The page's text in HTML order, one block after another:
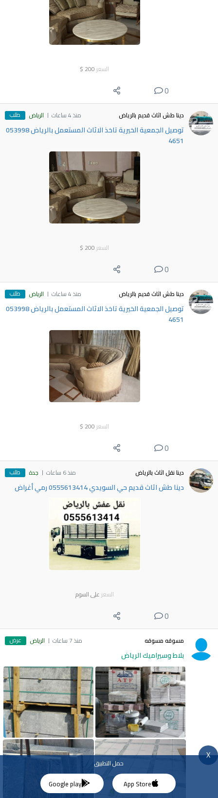
السعر 200
$
0
دينا طش اثاث قديم بالرياض منذ 4 ساعات الرياض طلب
توصيل الجمعية الخيرية تاخذ الاثاث المستعمل بالرياض ‎053998
4651
السعر 200
$
0
دينا طش اثاث قديم بالرياض منذ 4 ساعات الرياض طلب
توصيل الجمعية الخيرية تاخذ الاثاث المستعمل بالرياض ‎053998
4651
السعر 200
$
0
دينا نقل اثاث بالرياض منذ 6 ساعات جدة طلب
دينا طش اثاث قديم حي السويدي 0555613414 رمي أغراض
السعر على السوم
0
مسوقه مسوقه منذ 7 ساعات الرياض عرض
بلاط وسيراميك الرياض
X
حمل التطبيق
App Store
Google play